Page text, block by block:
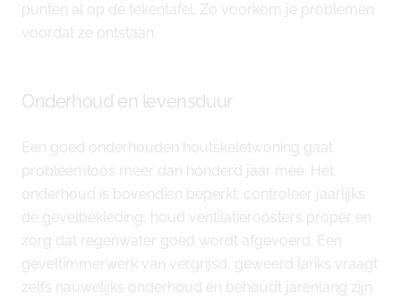
punten al op de tekentafel. Zo voorkom je problemen
voordat ze ontstaan.
Onderhoud en levensduur
Een goed onderhouden houtskeletwoning gaat
probleemloos meer dan honderd jaar mee. Het
onderhoud is bovendien beperkt: controleer jaarlijks
de gevelbekleding, houd ventilatieroosters proper en
zorg dat regenwater goed wordt afgevoerd. Een
geveltimmerwerk van vergrijsd, geweerd lariks vraagt
zelfs nauwelijks onderhoud en behoudt jarenlang zijn